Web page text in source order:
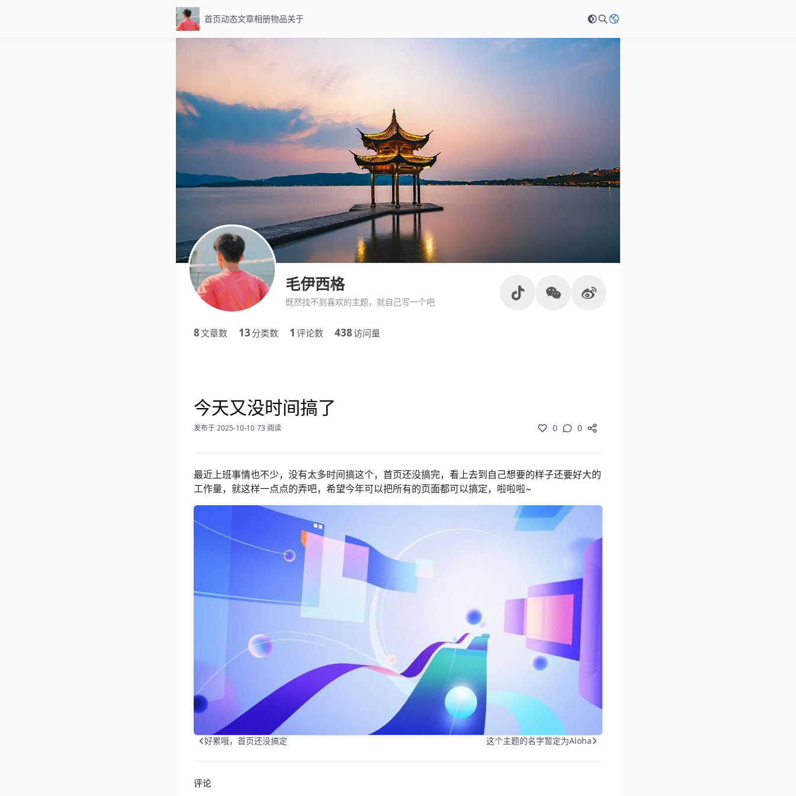
首页动态文章相册物品关于
毛伊西格
既然找不到喜欢的主题，就自己写一个吧
8文章数 13 分类数 1 评论数 438访问量
今天又没时间搞了
发布于 2025-10-10/73 阅读 0 0
最近上班事情也不少，没有太多时间搞这个，首页还没搞完，看上去到自己想要的样子还要好大的
工作量，就这样一点点的弄吧，希望今年可以把所有的页面都可以搞定，啦啦啦~
好累哦，首页还没搞定 这个主题的名字暂定为Aloha
评论